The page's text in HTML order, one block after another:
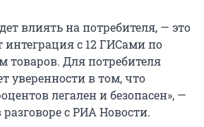
влиять на потребителя, — это
интеграция с 12 ГИСами по
Для потребителя
уверенности в том, что
легален и безопасен», —
с РИА Новости.